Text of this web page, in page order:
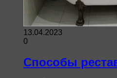
13.04.2023
0
Способы